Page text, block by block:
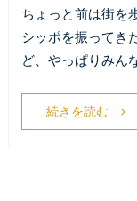
ちょっと前は街を
シッポを振ってき
ど、やっぱりみん
続きを読む